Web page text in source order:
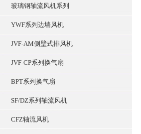
玻璃钢轴流风机系列
YWF系列边墙风机
JVF-AM侧壁式排风机
JVF-CP系列换气扇
BPT系列换气扇
SF/DZ系列轴流风机
CFZ轴流风机